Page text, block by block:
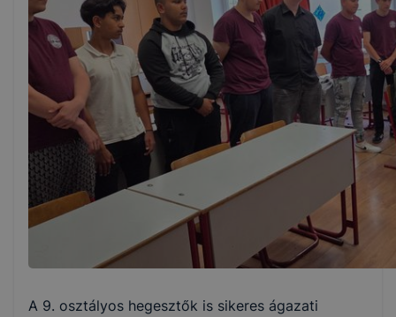
A 9. osztályos hegesztők is sikeres ágazati